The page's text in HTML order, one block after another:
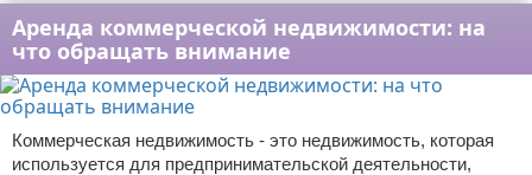
Аренда коммерческой недвижимости: на
что обращать внимание
Коммерческая недвижимость - это недвижимость, которая
используется для предпринимательской деятельности,